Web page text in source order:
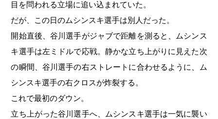
目を問われる立場に追い込まれていた。
だが、この日のムシンスキ選手は別人だった。
開始直後、谷川選手がジャブで距離を測ると、ムシンス
キ選手は左ミドルで応戦。静かな立ち上がりに見えた次
の瞬間、谷川選手の右ストレートに合わせるように、ム
シンスキ選手の右クロスが炸裂する。
これで最初のダウン。
立ち上がった谷川選手へ、ムシンスキ選手は一気に襲い